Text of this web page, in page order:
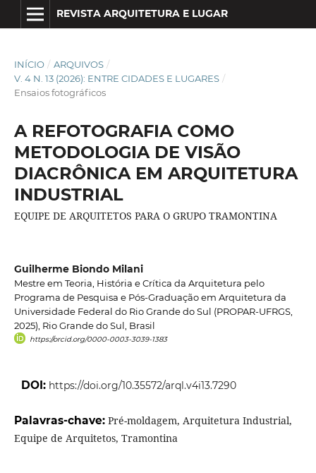
REVISTA ARQUITETURA E LUGAR
INÍCIO / ARQUIVOS /
V. 4 N. 13 (2026): ENTRE CIDADES E LUGARES /
Ensaios fotográficos
A REFOTOGRAFIA COMO
METODOLOGIA DE VISÃO
DIACRÔNICA EM ARQUITETURA
INDUSTRIAL
EQUIPE DE ARQUITETOS PARA O GRUPO TRAMONTINA
Guilherme Biondo Milani
Mestre em Teoria, História e Crítica da Arquitetura pelo
Programa de Pesquisa e Pós-Graduação em Arquitetura da
Universidade Federal do Rio Grande do Sul (PROPAR-UFRGS,
2025), Rio Grande do Sul, Brasil
https://orcid.org/0000-0003-3039-1383
DOI: https://doi.org/10.35572/arql.v4i13.7290
Palavras-chave: Pré-moldagem, Arquitetura Industrial,
Equipe de Arquitetos, Tramontina